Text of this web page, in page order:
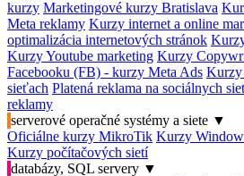
kurzy Marketingové kurzy Bratislava
Meta reklamy Kurzy internet a online
optimalizácia internetových stránok
Kurzy Youtube marketing Kurzy
Facebooku (FB) - kurzy Meta Ads Kurzy
sieťach Platená reklama na sociálnych
reklamy
serverové operačné systémy a siete ▼
Oficiálne kurzy MikroTik Kurzy
Kurzy počítačových sietí
databázy, SQL servery ▼